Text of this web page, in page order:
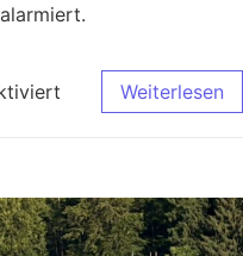
Weiterlesen